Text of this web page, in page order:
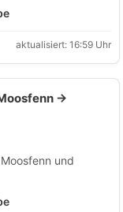
aktualisiert: 16:59 Uhr
→
und